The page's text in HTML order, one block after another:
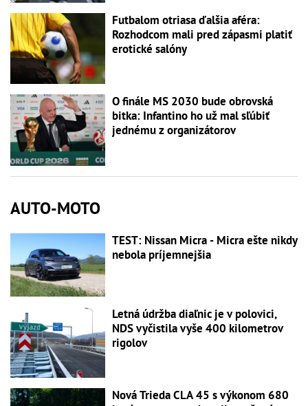
Futbalom otriasa ďalšia aféra:
Rozhodcom mali pred zápasmi platiť
erotické salóny
O finále MS 2030 bude obrovská
bitka: Infantino ho už mal sľúbiť
jednému z organizátorov
AUTO-MOTO
TEST: Nissan Micra - Micra ešte nikdy
nebola príjemnejšia
Letná údržba diaľnic je v polovici,
NDS vyčistila vyše 400 kilometrov
rigolov
Nová Trieda CLA 45 s výkonom 680